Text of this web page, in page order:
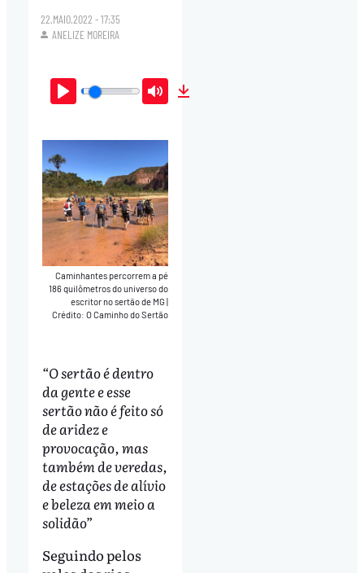
22.MAIO.2022 - 17:35
ANELIZE MOREIRA
Play Mute
Caminhantes percorrem a pé
186 quilômetros do universo do
escritor no sertão de MG|
Crédito: O Caminho do Sertão
“O sertão é dentro
da gente e esse
sertão não é feito só
de aridez e
provocação, mas
também de veredas,
de estações de alívio
e beleza em meio a
solidão”
Seguindo pelos